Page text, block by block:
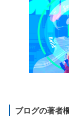
ブログの著者